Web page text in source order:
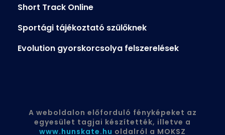
Short Track Online
Sportági tájékoztató szülőknek
Evolution gyorskorcsolya felszerelések
A weboldalon előforduló fényképeket az
egyesület tagjai készítették, illetve a
www.hunskate.hu oldalról a MOKSZ